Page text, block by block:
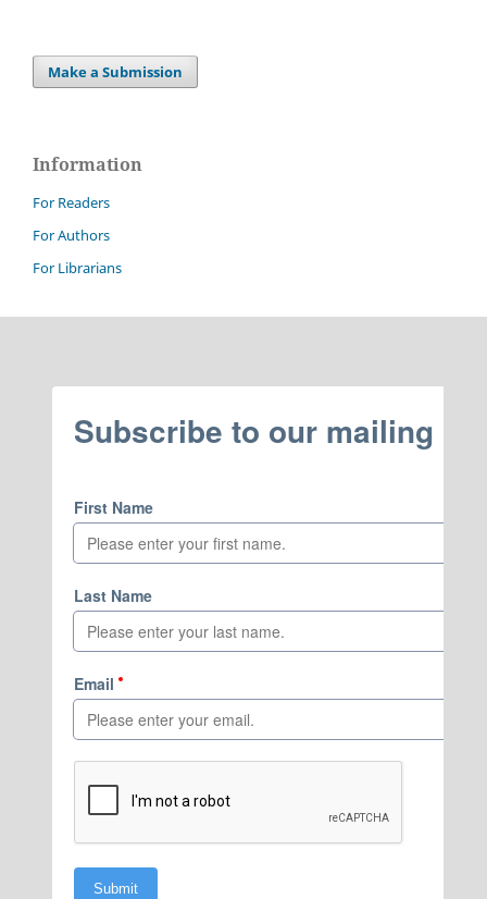
Make a Submission
Information
For Readers
For Authors
For Librarians